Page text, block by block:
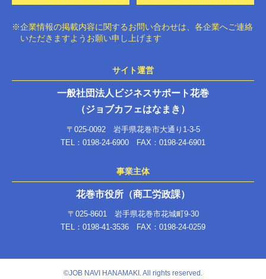
※企業情報の掲載内容に関するお問い合わせは、各企業へご連絡
いただきますようお願い申し上げます
サイト運営
一般社団法人ビジネスサポート花巻
（ジョブカフェはなまき）
〒025-0092 岩手県花巻市大通り1-3-5
TEL：0198-24-6900 FAX：0198-24-6901
事業主体
花巻市役所（商工労政課）
〒025-8601 岩手県花巻市花城町9-30
TEL：0198-41-3536 FAX：0198-24-0259
©︎JOB NAVI HANAMAKI. All rights reserved.